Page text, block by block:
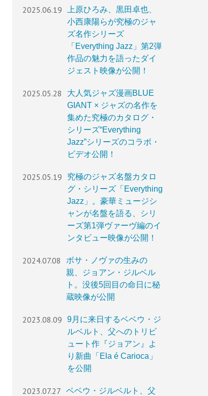
2025.06.19
上原ひろみ、黒田卓也、
小西康陽らが究極のジャ
ズ名作シリーズ
「Everything Jazz」第2弾
作品の魅力を語ったダイ
ジェスト映像が公開！
2025.05.28
大人気ジャズ漫画BLUE
GIANT × ジャズの名作を
集めた究極のカタログ・
シリーズ“Everything
Jazz”シリーズのコラボ・
ビデオ公開！
2025.05.19
究極のジャズ名盤カタロ
グ・シリーズ「Everything
Jazz」。豪華ミュージシ
ャンが名盤を語る、シリ
ーズ第1弾ヴァーヴ編のイ
ンタビュー映像が公開！
2024.07.08
ボサ・ノヴァの生みの
親、ジョアン・ジルベル
ト。没後5回目の命日に秘
蔵映像が公開
2023.08.09
9月に来日するベベウ・ジ
ルベルト、父へのトリビ
ュート作『ジョアン』よ
り新曲「Ela é Carioca」
を公開
2023.07.27
ベベウ・ジルベルト、父